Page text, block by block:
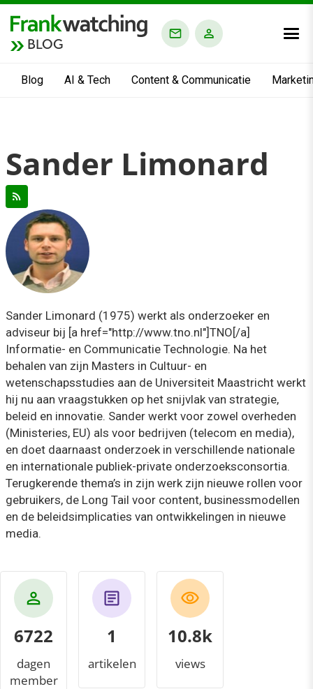
BLOG
Blog AI & Tech Content & Communicatie
Sander Limonard
Sander Limonard (1975) werkt als onderzoeker en
adviseur bij [a href="http://www.tno.nl"]TNO[/a]
Informatie- en Communicatie Technologie. Na het
behalen van zijn Masters in Cultuur- en
wetenschapsstudies aan de Universiteit Maastricht werkt
hij nu aan vraagstukken op het snijvlak van strategie,
beleid en innovatie. Sander werkt voor zowel overheden
(Ministeries, EU) als voor bedrijven (telecom en media),
en doet daarnaast onderzoek in verschillende nationale
en internationale publiek-private onderzoeksconsortia.
Terugkerende thema’s in zijn werk zijn nieuwe rollen voor
gebruikers, de Long Tail voor content, businessmodellen
en de beleidsimplicaties van ontwikkelingen in nieuwe
media.
6722
dagen
member
1
artikelen
11.6k
views